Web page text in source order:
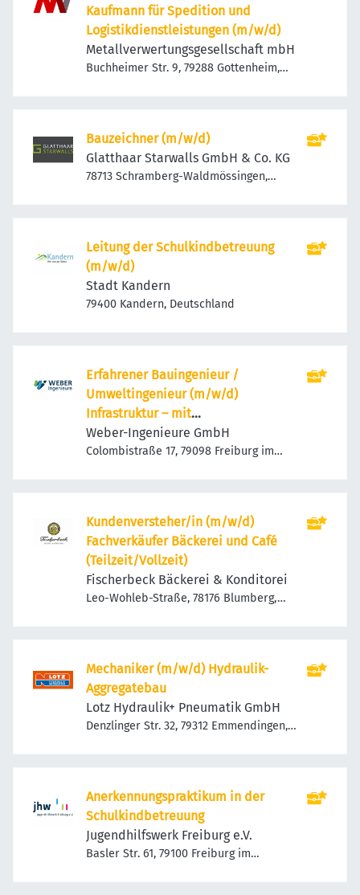
Kaufmann für Spedition und
Logistikdienstleistungen (m/w/d)
Metallverwertungsgesellschaft mbH
Buchheimer Str. 9, 79288 Gottenheim,
Bauzeichner (m/w/d)
Glatthaar Starwalls GmbH & Co. KG
78713 Schramberg-Waldmössingen,
Leitung der Schulkindbetreuung
(m/w/d)
Stadt Kandern
79400 Kandern, Deutschland
Erfahrener Bauingenieur /
Umweltingenieur (m/w/d)
Infrastruktur – mit
Entwicklungsperspektive zur
Bereichsleitung
Weber-Ingenieure GmbH
Colombistraße 17, 79098 Freiburg im
Kundenversteher/in (m/w/d)
Fachverkäufer Bäckerei und Café
(Teilzeit/Vollzeit)
Fischerbeck Bäckerei & Konditorei
Leo-Wohleb-Straße, 78176 Blumberg,
Mechaniker (m/w/d) Hydraulik-
Aggregatebau
Lotz Hydraulik+ Pneumatik GmbH
Denzlinger Str. 32, 79312 Emmendingen,
Anerkennungspraktikum in der
Schulkindbetreuung
Jugendhilfswerk Freiburg e.V.
Basler Str. 61, 79100 Freiburg im